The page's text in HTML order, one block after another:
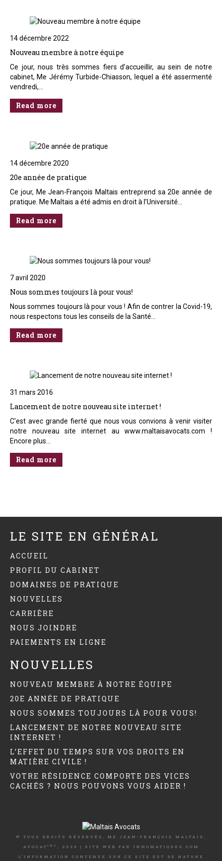
14 décembre 2022
Nouveau membre à notre équipe
Ce jour, nous très sommes fiers d’accueillir, au sein de notre
cabinet, Me Jérémy Turbide-Chiasson, lequel a été assermenté
vendredi,…
Read more
14 décembre 2020
20e année de pratique
Ce jour, Me Jean-François Maltais entreprend sa 20e année de
pratique. Me Maltais a été admis en droit à l’Université…
Read more
7 avril 2020
Nous sommes toujours là pour vous!
Nous sommes toujours là pour vous ! Afin de contrer la Covid-19,
nous respectons tous les conseils de la Santé…
Read more
31 mars 2016
Lancement de notre nouveau site internet !
C'est avec grande fierté que nous vous convions à venir visiter
notre nouveau site internet au www.maltaisavocats.com !
Encore plus…
Read more
LE SITE EN GÉNÉRAL
ACCUEIL
PROFIL DU CABINET
DOMAINES DE PRATIQUE
NOUVELLES
CARRIÈRE
NOUS JOINDRE
PAIEMENTS EN LIGNE
NOUVELLES
NOUVEAU MEMBRE À NOTRE ÉQUIPE
20E ANNÉE DE PRATIQUE
NOUS SOMMES TOUJOURS LÀ POUR VOUS!
LANCEMENT DE NOTRE NOUVEAU SITE
INTERNET !
L’EFFET DU TEMPS SUR VOS DROITS EN
MATIÈRE CIVILE !
VOTRE RÉSIDENCE COMPORTE DES VICES
CACHÉS ? NOUS POUVONS VOUS AIDER !
© TOUS DROITS RÉSERVÉS, ME JEAN-FRANÇOIS MALTAIS,
AVOCAT INC , 2026 | SITE WEB PAR
INNOMATIQUES.COM
L’INFORMATION CONTENUE SUR CE SITE EST DE NATURE